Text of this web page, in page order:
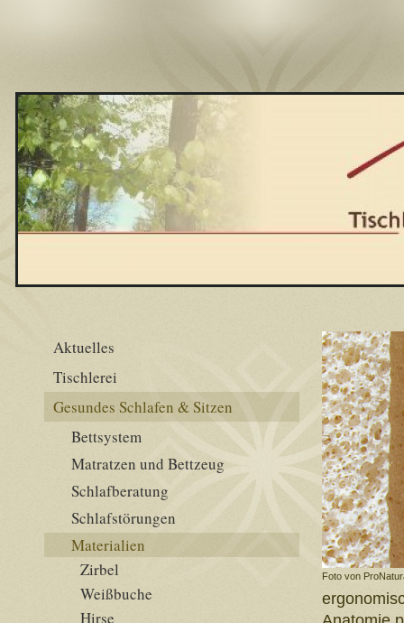
Foto von
Aktuelles
Tischlerei
Gesundes Schlafen & Sitzen
Bettsystem
Matratzen und Bettzeug
Schlafberatung
Schlafstörungen
Materialien
Zirbel
Weißbuche
Hirse